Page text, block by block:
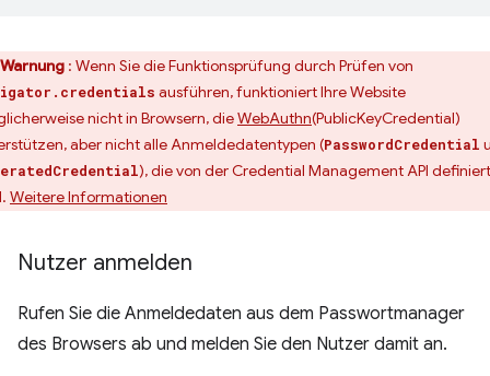
Warnung : Wenn Sie die Funktionsprüfung durch Prüfen von
ausführen, funktioniert Ihre Website
nicht in Browsern, dieWebAuthn(PublicKeyCredential)
aber nicht alle Anmeldedatentypen (PasswordCredential
), die von der Credential Management API definiert
Weitere Informationen
Nutzer anmelden
Rufen Sie die Anmeldedaten aus dem Passwortmanager
des Browsers ab und melden Sie den Nutzer damit an.